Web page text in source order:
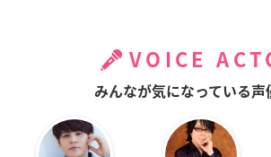
VOICE
みんなが気になっている声